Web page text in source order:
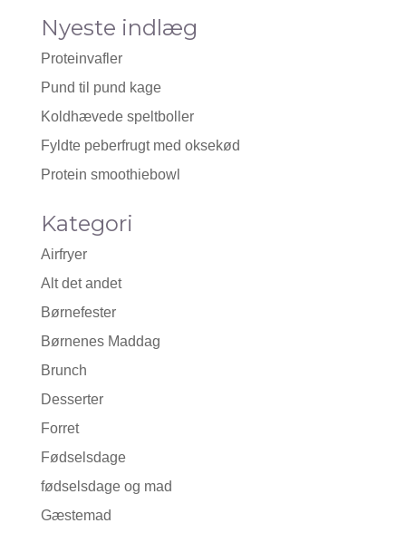
Nyeste indlæg
Proteinvafler
Pund til pund kage
Koldhævede speltboller
Fyldte peberfrugt med oksekød
Protein smoothiebowl
Kategori
Airfryer
Alt det andet
Børnefester
Børnenes Maddag
Brunch
Desserter
Forret
Fødselsdage
fødselsdage og mad
Gæstemad